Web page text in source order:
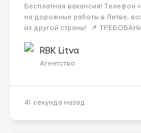
Бесплатная вакансия! Tелефон
на дорожные работы в Литве,
из другой страны! 📌
💳 ОПЛАТА ТРУДА: - ставка 9
RBK Litva
Агентство
41 секунда назад